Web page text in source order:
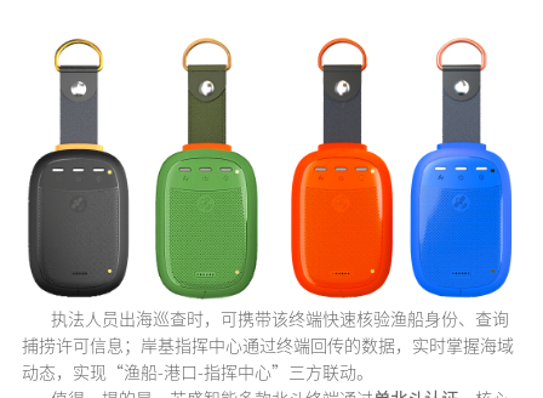
执法人员出海巡查时，可携带该终端快速核验渔船身份、查询
捕捞许可信息；岸基指挥中心通过终端回传的数据，实时掌握海域
动态，实现“渔船-港口-指挥中心”三方联动。